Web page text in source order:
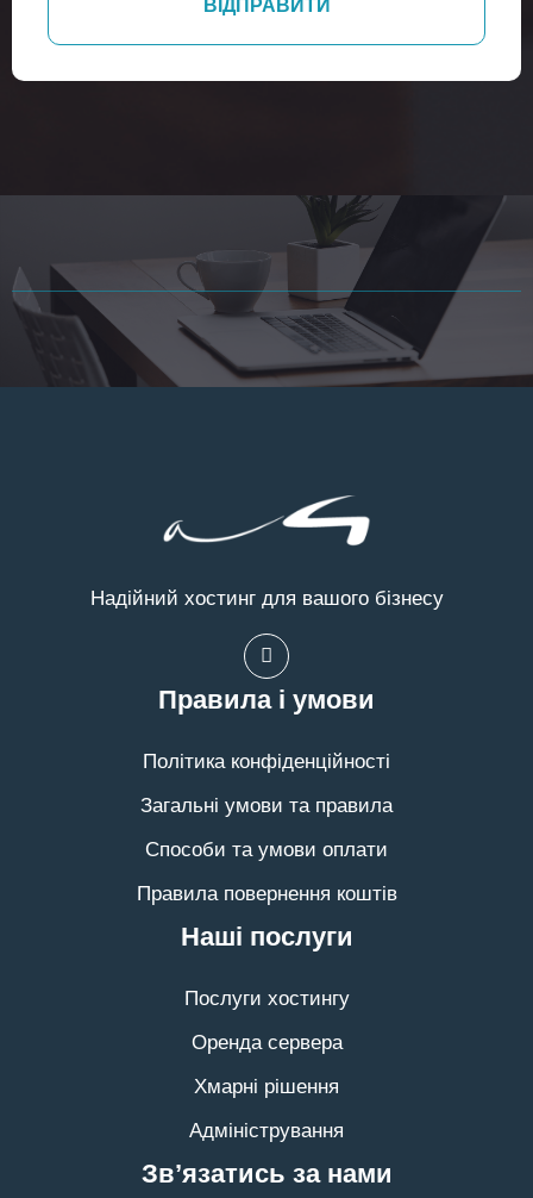
Надійний хостинг для вашого бізнесу
Правила і умови
Політика конфіденційності
Загальні умови та правила
Способи та умови оплати
Правила повернення коштів
Наші послуги
Послуги хостингу
Оренда сервера
Хмарні рішення
Адміністрування
Зв’язатись за нами